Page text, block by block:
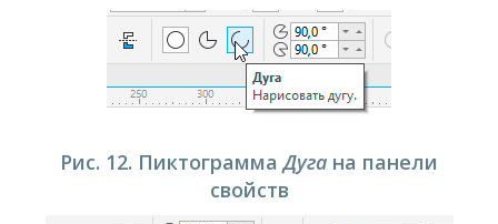
Рис. 12. ПиктограммаДуга на панели
свойств